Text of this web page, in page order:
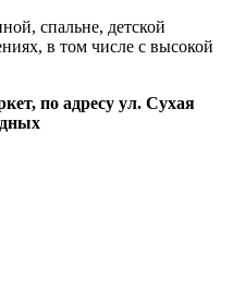
спальне, детской
в том числе с высокой
по адресу ул. Сухая